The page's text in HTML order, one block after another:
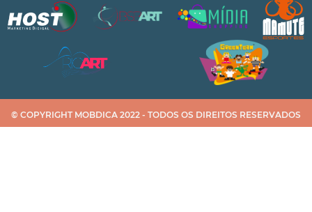
© COPYRIGHT MOBDICA 2022 - TODOS OS DIREITOS RESERVADOS